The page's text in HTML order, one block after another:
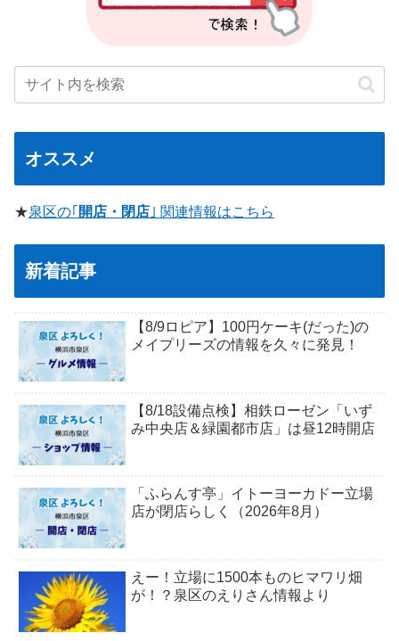
オススメ
★泉区の｢ 開店・閉店 ｣ 関連情報はこちら
新着記事
【8/9ロピア】100円ケーキ(だった)の
メイプリーズの情報を久々に発見！
【8/18設備点検】相鉄ローゼン「いず
み中央店＆緑園都市店」は昼12時開店
「ふらんす亭」イトーヨーカドー立場
店が閉店らしく（2026年8月）
えー！立場に1500本ものヒマワリ畑
が！？泉区のえりさん情報より